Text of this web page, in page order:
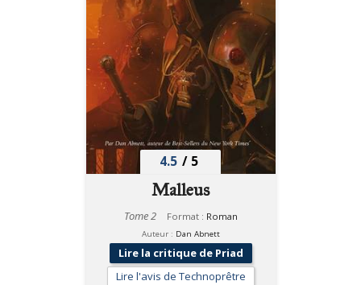
4.5 / 5
Malleus
Tome 2 Format : Roman
Auteur : Dan Abnett
Lire la critique de Priad
Lire l'avis de Technoprêtre